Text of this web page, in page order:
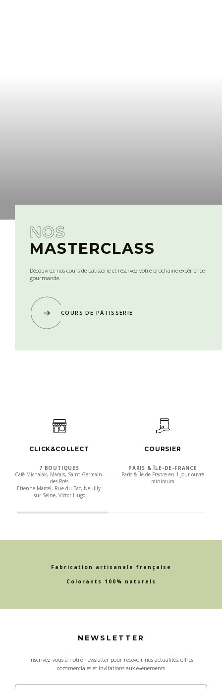
NOS
MASTERCLASS
Découvrez nos cours de pâtisserie et réservez votre prochaine expérience
gourmande.
COURS DE PÂTISSERIE
CLICK&COLLECT
7 BOUTIQUES
Café Michalak, Marais, Saint-Germain-
des-Prés
Etienne Marcel, Rue du Bac, Neuilly-
sur-Seine, Victor Hugo
COURSIER
PARIS & ÎLE-DE-FRANCE
Paris & Île-de-France en 1 jour ouvré
minimum
Fabrication artisanale française
Colorants 100% naturels
NEWSLETTER
Inscrivez-vous à notre newsletter pour recevoir nos actualités, offres
commerciales et invitations aux événements